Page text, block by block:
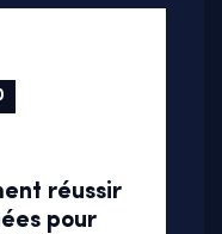
réussir
pour